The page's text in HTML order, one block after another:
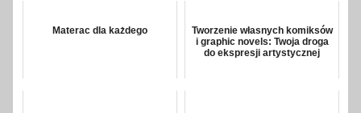
Materac dla każdego
Tworzenie własnych komiksów
i graphic novels: Twoja droga
do ekspresji artystycznej